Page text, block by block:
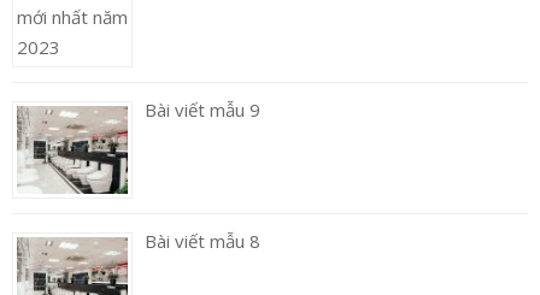
Bài viết mẫu 9
Bài viết mẫu 8